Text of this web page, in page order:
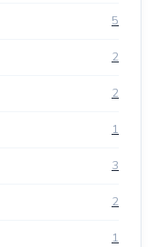
5
2
2
1
3
2
1